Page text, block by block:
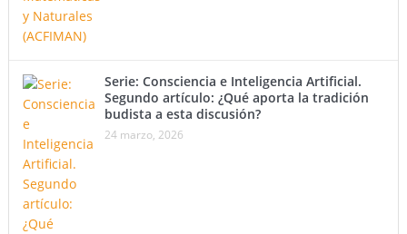
Serie: Consciencia e Inteligencia Artificial.
Segundo artículo: ¿Qué aporta la tradición
budista a esta discusión?
24 marzo, 2026